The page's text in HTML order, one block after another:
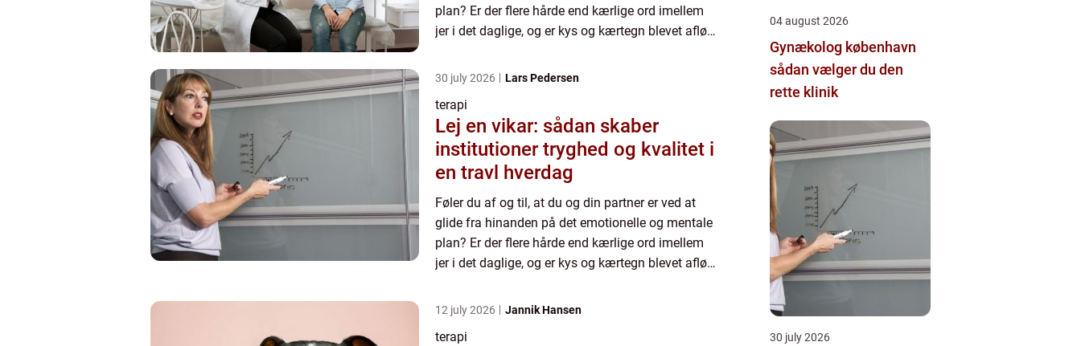
plan? Er der flere hårde end kærlige ord imellem
jer i det daglige, og er kys og kærtegn blevet afløst
30 july 2026 Lars Pedersen
terapi
Lej en vikar: sådan skaber
institutioner tryghed og kvalitet i
en travl hverdag
Føler du af og til, at du og din partner er ved at
glide fra hinanden på det emotionelle og mentale
plan? Er der flere hårde end kærlige ord imellem
jer i det daglige, og er kys og kærtegn blevet afløst
12 july 2026 Jannik Hansen
terapi
04 august 2026
Gynækolog københavn
sådan vælger du den
rette klinik
30 july 2026